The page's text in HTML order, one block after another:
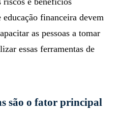
financeira devem
as pessoas a tomar
essas ferramentas de
são o fator principal